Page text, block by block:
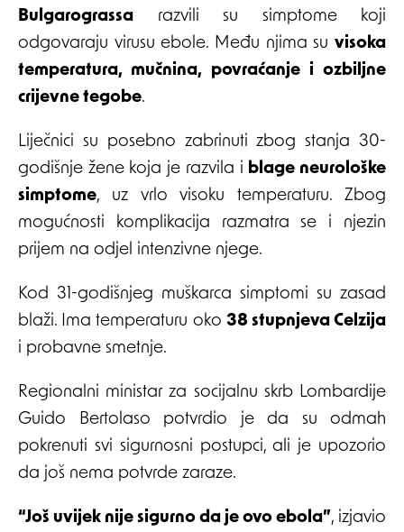
Bulgarograssa razvili su simptome koji
odgovaraju virusu ebole. Među njima su visoka
temperatura, mučnina, povraćanje i ozbiljne
crijevne tegobe.
Liječnici su posebno zabrinuti zbog stanja 30-
godišnje žene koja je razvila i blage neurološke
simptome, uz vrlo visoku temperaturu. Zbog
mogućnosti komplikacija razmatra se i njezin
prijem na odjel intenzivne njege.
Kod 31-godišnjeg muškarca simptomi su zasad
blaži. Ima temperaturu oko 38 stupnjeva Celzija
i probavne smetnje.
Regionalni ministar za socijalnu skrb Lombardije
Guido Bertolaso potvrdio je da su odmah
pokrenuti svi sigurnosni postupci, ali je upozorio
da još nema potvrde zaraze.
“Još uvijek nije sigurno da je ovo ebola”, izjavio